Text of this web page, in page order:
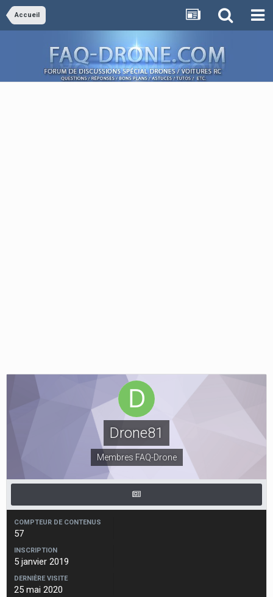
Accueil
Drone81
Membres FAQ-Drone
COMPTEUR DE CONTENUS
57
INSCRIPTION
5 janvier 2019
DERNIÈRE VISITE
25 mai 2020